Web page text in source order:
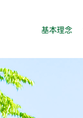
基本理念